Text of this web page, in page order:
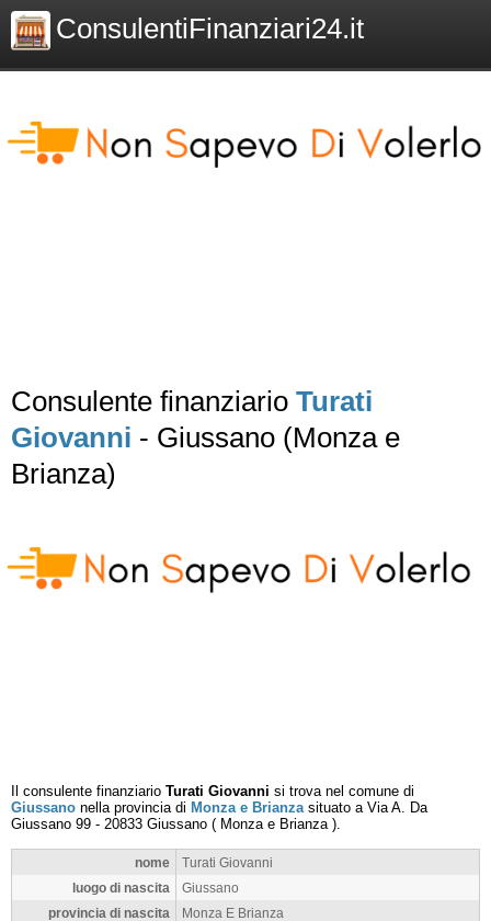
ConsulentiFinanziari24.it
Consulente finanziario Turati
Giovanni - Giussano (Monza e
Brianza)
Il consulente finanziario Turati Giovanni si trova nel comune di
Giussano nella provincia di Monza e Brianzasituato a Via A. Da
Giussano 99 - 20833 Giussano ( Monza e Brianza).
nome
Turati Giovanni
luogo di nascita
Giussano
provincia di nascita
Monza E Brianza